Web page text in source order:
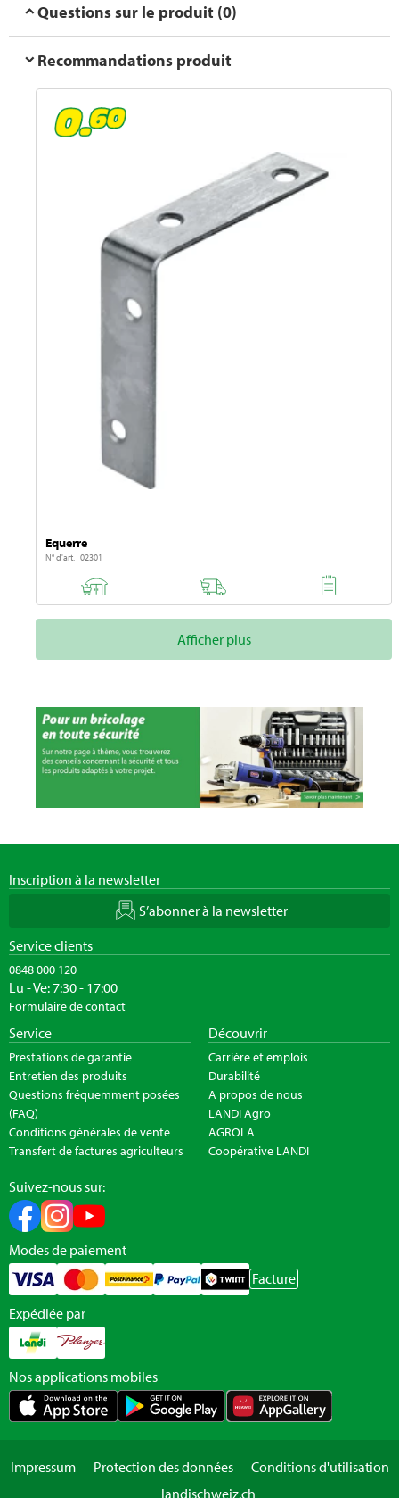
Questions sur le produit (0)
Recommandations produit
Equerre
N° d'art. 02301
Afficher plus
Inscription à la newsletter
S’abonner à la newsletter
Service clients
0848 000 120
Lu - Ve: 7:30 - 17:00
Formulaire de contact
Service
Prestations de garantie
Entretien des produits
Questions fréquemment posées
(FAQ)
Conditions générales de vente
Transfert de factures agriculteurs
Découvrir
Carrière et emplois
Durabilité
A propos de nous
LANDI Agro
AGROLA
Coopérative LANDI
Suivez-nous sur:
Modes de paiement
Facture
Expédiée par
Nos applications mobiles
Impressum Protection des données
Conditions d'utilisation
landischweiz.ch